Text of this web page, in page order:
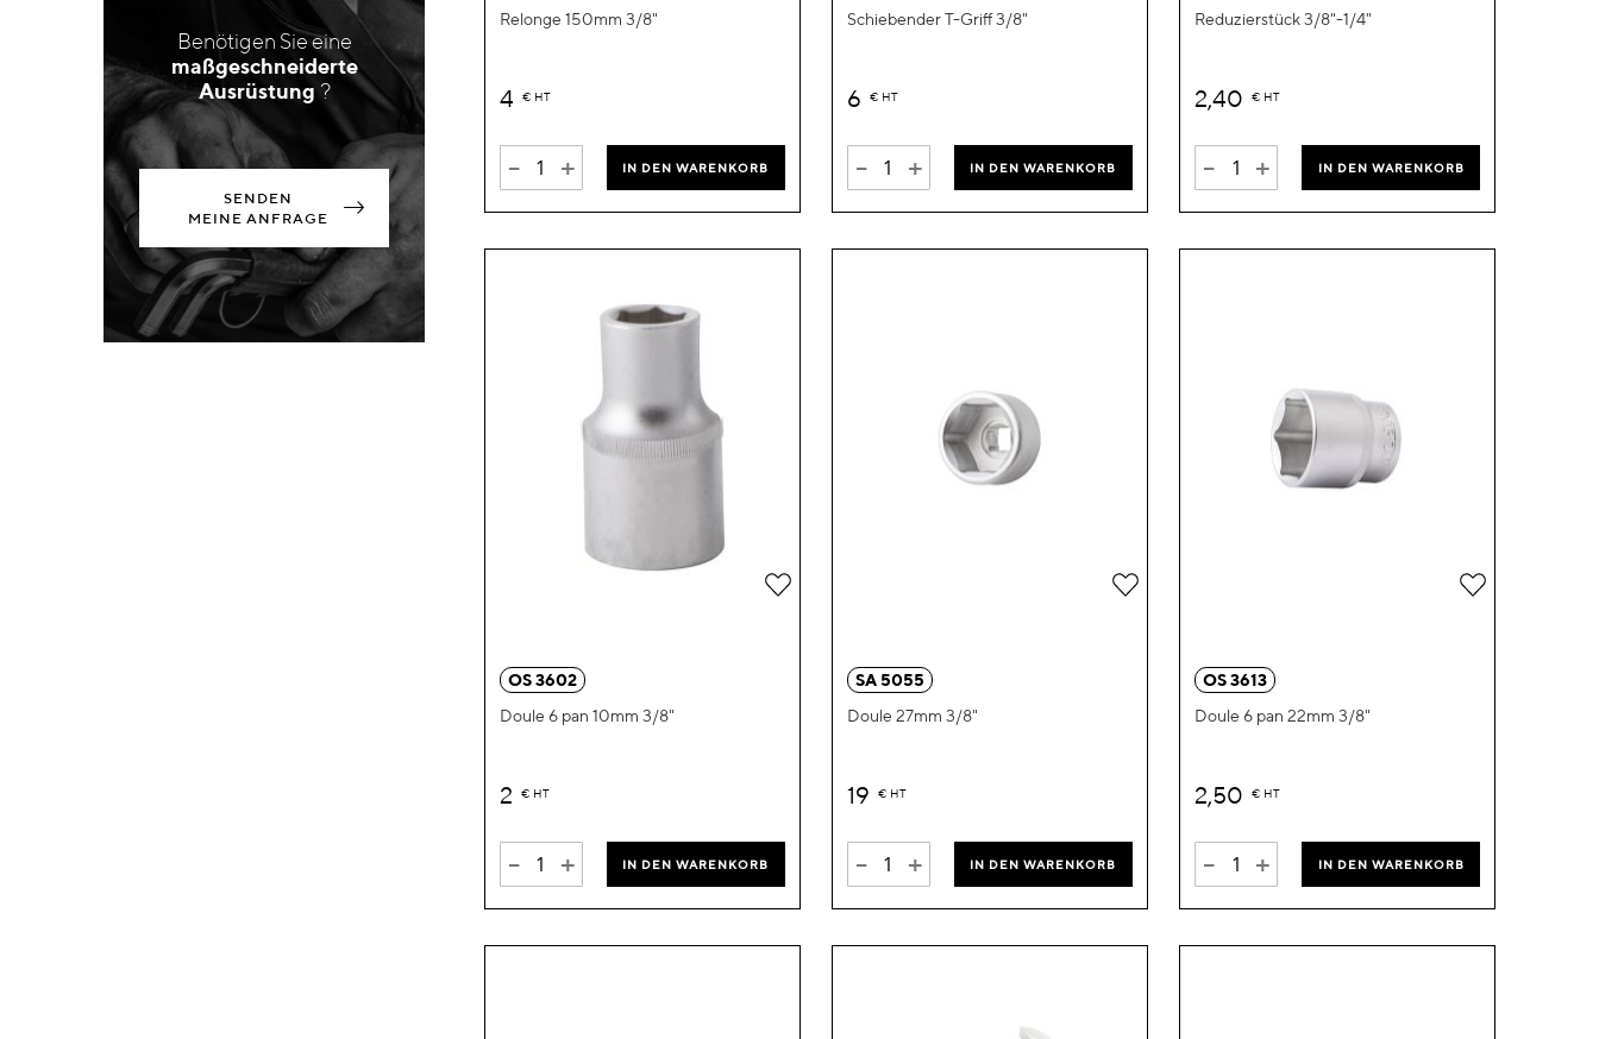
Relonge 150mm 3/8"
4 € HT
- + IN DEN WARENKORB
Schiebender T-Griff 3/8"
6 € HT
- + IN DEN WARENKORB
Reduzierstück 3/8"-1/4"
2,40 € HT
- + IN DEN WARENKORB
OS 3602
Doule 6 pan 10mm 3/8"
2 € HT
- + IN DEN WARENKORB
Zur
hinzufügen
SA 5055
Doule 27mm 3/8"
19 € HT
- + IN DEN WARENKORB
Zur
hinzufügen
OS 3613
Doule 6 pan 22mm 3/8"
2,50 € HT
- + IN DEN WARENKORB
Zur
Benötigen Sie eine
maßgeschneiderte
Ausrüstung ?
SENDEN
MEINE ANFRAGE